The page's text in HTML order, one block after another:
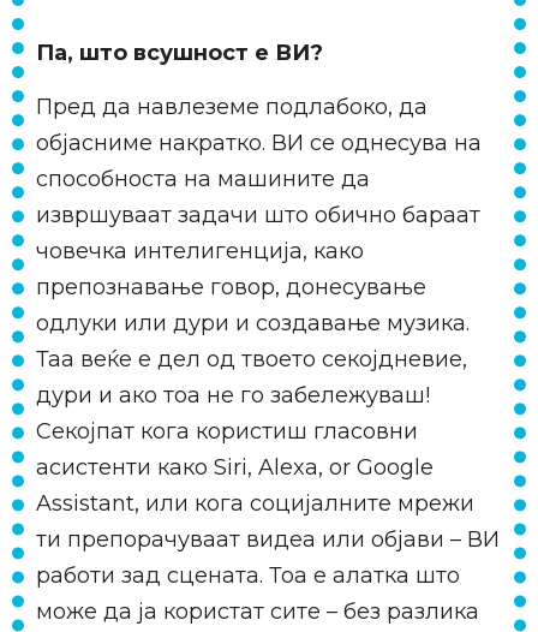
Па, што всушност е ВИ?
Пред да навлеземе подлабоко, да
објасниме накратко. ВИ се однесува на
способноста на машините да
извршуваат задачи што обично бараат
човечка интелигенција, како
препознавање говор, донесување
одлуки или дури и создавање музика.
Таа веќе е дел од твоето секојдневие,
дури и ако тоа не го забележуваш!
Секојпат кога користиш гласовни
асистенти како Siri, Alexa, or Google
Assistant, или кога социјалните мрежи
ти препорачуваат видеа или објави – ВИ
работи зад сцената. Тоа е алатка што
може да ја користат сите – без разлика